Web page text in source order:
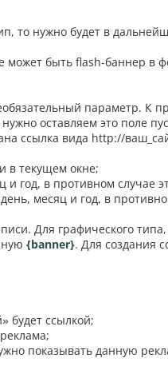
то нужно будет в
быть flash-баннер в
параметр. К
оставляем это поле
ссылка вида http://
в текущем окне;
год, в противном случае
месяц и год, в
Для графического
{banner}. Для создания
будет ссылкой;
показывать данную